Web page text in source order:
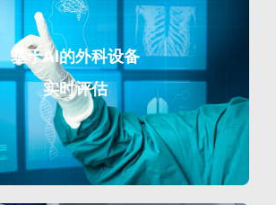
基于AI的外科设备
实时评估